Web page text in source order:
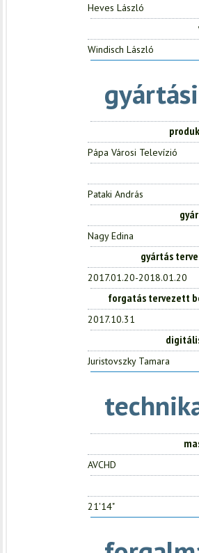
Heves László
Windisch László
Pápa Városi Televízió
Pataki András
Nagy Edina
gyártás
2017.01.20-2018.01.20
forgatás tervezett
2017.10.31
Juristovszky Tamara
AVCHD
21'14"